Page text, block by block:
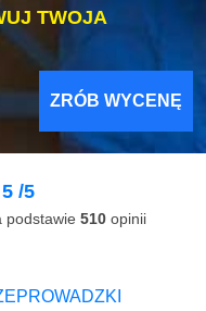
TWOJA
ZRÓB WYCENĘ
5 /5
podstawie 510 opinii